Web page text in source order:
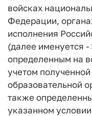
войсках
Федерации,
исполнения
(далее именуется
определенным на
учетом
образовательной
также
указанном